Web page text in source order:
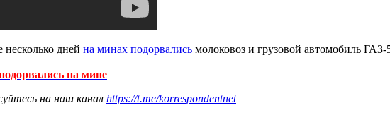
дней на минах подорвались молоковоз и грузовой автомобиль ГАЗ-
на мине
на наш канал https://t.me/korrespondentnet